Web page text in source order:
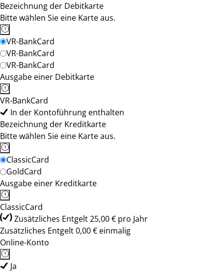
Bezeichnung der Debitkarte
Bitte wählen Sie eine Karte aus.
VR-BankCard
VR-BankCard
VR-BankCard
Ausgabe einer Debitkarte
VR-BankCard
In der Kontoführung enthalten
Bezeichnung der Kreditkarte
Bitte wählen Sie eine Karte aus.
ClassicCard
GoldCard
Ausgabe einer Kreditkarte
ClassicCard
Zusätzliches Entgelt 25,00 € pro Jahr
Zusätzliches Entgelt 0,00 € einmalig
Online-Konto
Ja